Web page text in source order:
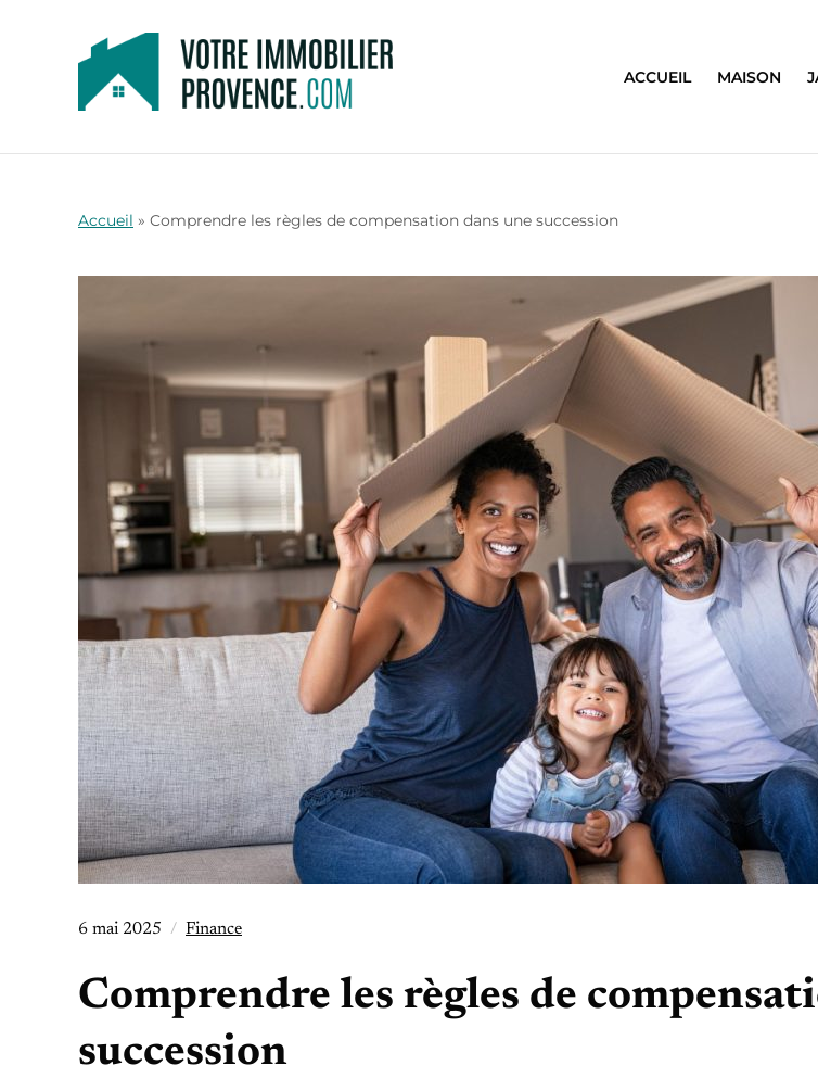
ACCUEIL MAISON
Accueil » Comprendre les règles de compensation dans une succession
6 mai 2025 Finance
Comprendre les règles de
succession